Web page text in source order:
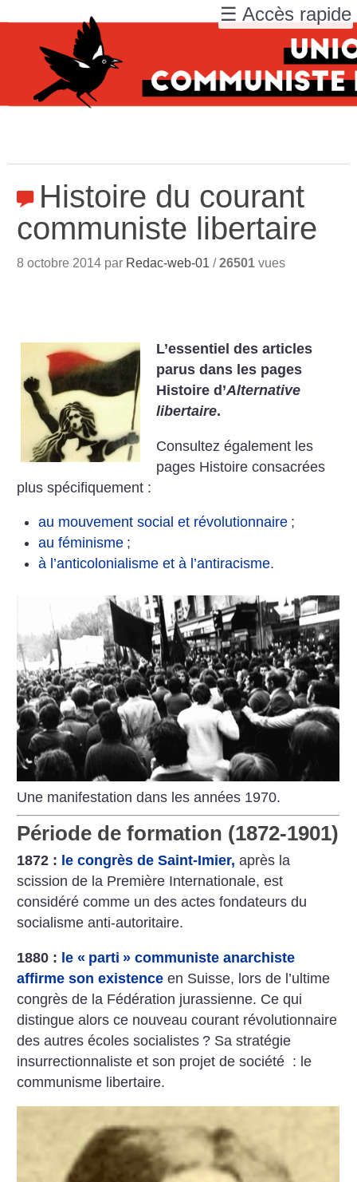
Histoire du courant
communiste libertaire
8 octobre 2014 par Redac-web-01 /26501 vues
L’essentiel des articles
parus dans les pages
Histoire d’Alternative
libertaire.
Consultez également les
pages Histoire consacrées
plus spécifiquement :
au mouvement social et révolutionnaire ;
au féminisme ;
à l’anticolonialisme et à l’antiracisme.
Une manifestation dans les années 1970.
Période de formation (1872-1901)
1872 : le congrès de Saint-Imier, après la
scission de la Première Internationale, est
considéré comme un des actes fondateurs du
socialisme anti-autoritaire.
1880 : le « parti » communiste anarchiste
affirme son existence en Suisse, lors de l’ultime
congrès de la Fédération jurassienne. Ce qui
distingue alors ce nouveau courant révolutionnaire
des autres écoles socialistes ? Sa stratégie
insurrectionnaliste et son projet de société : le
communisme libertaire.
☰ Accès rapide